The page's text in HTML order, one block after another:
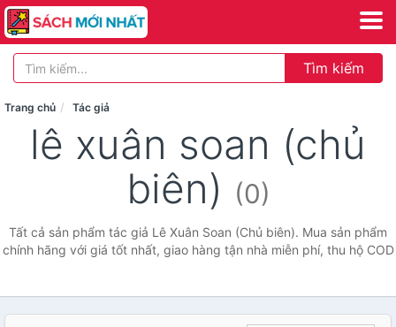
Tìm kiếm
Trang chủ Tác giả
lê xuân soan (chủ
biên) (0)
Tất cả sản phẩm tác giả Lê Xuân Soan (Chủ biên). Mua sản phẩm
chính hãng với giá tốt nhất, giao hàng tận nhà miễn phí, thu hộ COD